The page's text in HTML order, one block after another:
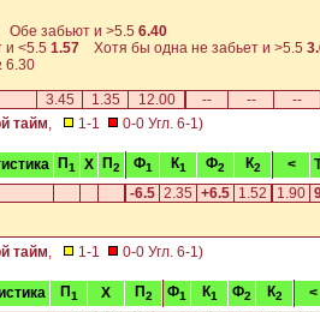
Обе забьют и >5.5 6.40
и <5.5 1.57 Хотя бы одна не забьет и >5.5
6.30
3.45 1.35 12.00 -- -- --
тайм, 1-1 0-0 Угл. 6-1)
П1 X П2 Ф1 К1 Ф2 К2 <
-6.5 2.35 +6.5 1.52 1.90
тайм, 1-1 0-0 Угл. 6-1)
П1 X П2 Ф1 К1 Ф2 К2 <